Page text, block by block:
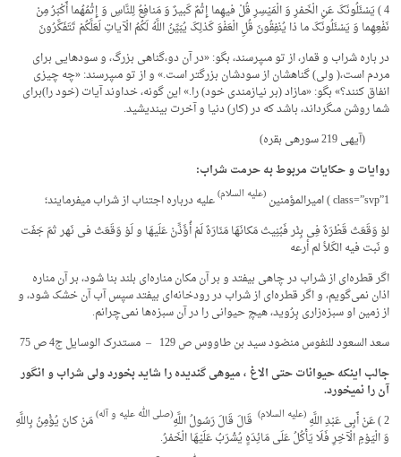
4 ) یَسْئَلُونَکَ عَنِ الْخَمْرِ وَ الْمَیْسِرِ قُلْ فیهِما إِثْمٌ کَبیرٌ وَ مَنافِعُ لِلنَّاسِ وَ إِثْمُهُما أَکْبَرُ مِنْ
نَفْعِهِما وَ یَسْئَلُونَکَ ما ذا یُنْفِقُونَ قُلِ الْعَفْوَ کَذلِکَ یُبَیِّنُ اللَّهُ لَکُمُ الْآیاتِ لَعَلَّکُمْ تَتَفَکَّرُونَ
در باره شراب و قمار، از تو مى‏پرسند، بگو: «در آن دو،گناهى بزرگ، و سودهایى براى
مردم است،( ولى) گناهشان از سودشان بزرگتر است.» و از تو مى‏پرسند: «چه چیزى
انفاق کنند؟» بگو: «مازاد (بر نیازمندى خود) را.» این گونه، خداوند آیات (خود را)براى
شما روشن مى‏گرداند، باشد که در (کار) دنیا و آخرت بیندیشید.
(آیه­ی 219 سوره­ی بقره)
روایات و حکایات مربوط به حرمت شراب:
class=”svp”1 ) امیرالمؤمنین
(علیه السلام)علیه درباره اجتناب از شراب می­فرمایند؛
لوْ وَقَعَتْ‏ قَطْرَهٌ فِی بِئْر فَبُنِیتْ مَکانَهَا مَنَارَهٌ لَمْ أُؤَذِّنْ عَلَیهَا و لَوْ وَقَعَتْ فی نَهر ثمّ جَفَت
و نَبت فیه الکَلأ لم أرعه
اگر قطره‌ای از شراب در چاهی بیفتد و بر آن مکان مناره‌ای بلند بنا شود، بر آن مناره
اذان نمی‌گویم، و اگر قطره‌ای از شراب در رودخانه‌ای بیفتد سپس آب آن خشک شود، و
از زمین او سبزه‌زاری بِرُوید، هیچ حیوانى را در آن سبزه‌ها نمی‌چرانم.
سعد السعود للنفوس منضود سید بن طاووس ص 129 – مستدرک الوسایل ج4 ص 75
جالب این­که حیوانات حتی الاغ ، میوه­ی گندیده را شاید بخورد ولی شراب و انگور
آن را نمی­خورد.
2 ) عَنْ أَبِی عَبْدِ اللَّهِ
(علیه السلام) قَالَ قَالَ رَسُولُ اللَّهِ(صلی الله علیه و آله)‏ مَنْ کانَ یُؤْمِنُ بِاللَّهِ
وَ الْیَوْمِ الْآخِرِ فَلَا یَأْکُلُ عَلَى مَائِدَهٍ یُشْرَبُ‏ عَلَیْهَا الْخَمْرُ.